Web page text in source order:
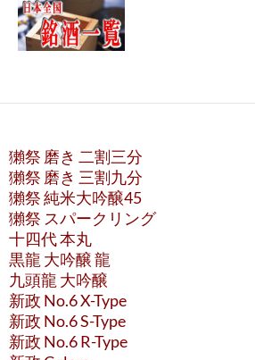
獺祭 磨き 二割三分
獺祭 磨き 三割九分
獺祭 純米大吟醸45
獺祭 スパークリング
十四代 本丸
黒龍 大吟醸 龍
九頭龍 大吟醸
新政 No.6 X-Type
新政 No.6 S-Type
新政 No.6 R-Type